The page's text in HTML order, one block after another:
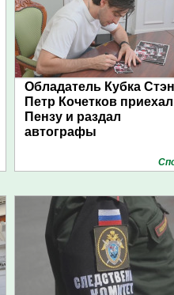
Обладатель Кубка
Петр Кочетков
Пензу и раздал
автографы